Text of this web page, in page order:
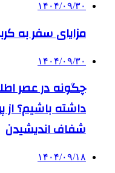
۱۴۰۴/۰۹/۳۰
مزایای سفر به
۱۴۰۴/۰۹/۳۰
چگونه در عصر
داشته باشیم؟ از
شفاف اندیشیدن
۱۴۰۴/۰۹/۱۸